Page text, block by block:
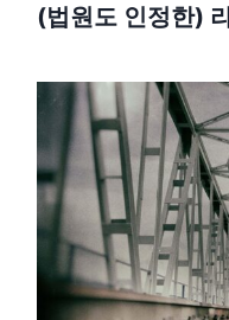
(법원도 인정한)